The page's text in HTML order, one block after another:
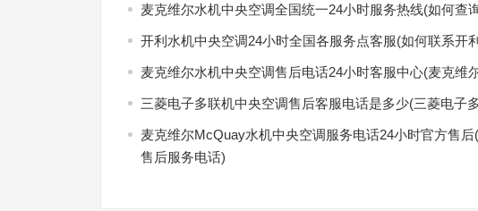
麦克维尔水机中央空调全国统一24小时服务热线(如何
开利水机中央空调24小时全国各服务点客服(如何联系开
麦克维尔水机中央空调售后电话24小时客服中心(麦克
三菱电子多联机中央空调售后客服电话是多少(三菱电子
麦克维尔McQuay水机中央空调服务电话24小时官方售
售后服务电话)